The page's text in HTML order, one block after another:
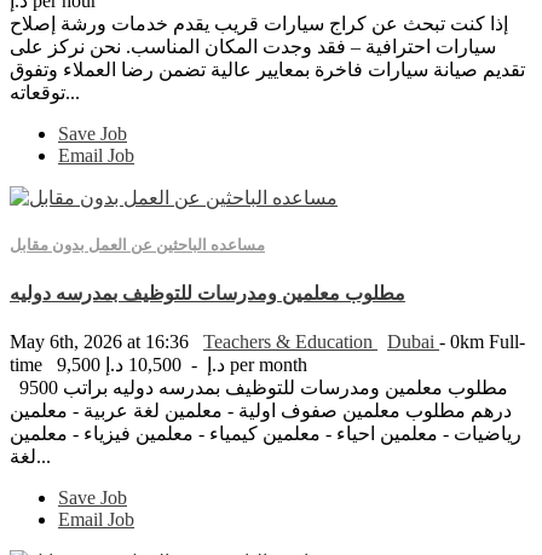
إذا كنت تبحث عن كراج سيارات قريب يقدم خدمات ورشة إصلاح
سيارات احترافية – فقد وجدت المكان المناسب. نحن نركز على
تقديم صيانة سيارات فاخرة بمعايير عالية تضمن رضا العملاء وتفوق
توقعاته...
Save Job
Email Job
مساعده الباحثين عن العمل بدون مقابل
مطلوب معلمين ومدرسات للتوظيف بمدرسه دوليه
May 6th, 2026 at 16:36 Teachers & Education Dubai - 0km Full-
time
9,500 د.إ - 10,500 د.إ per month
درهم مطلوب معلمين صفوف اولية - معلمين لغة عربية - معلمين
رياضيات - معلمين احياء - معلمين كيمياء - معلمين فيزياء - معلمين
لغة...
Save Job
Email Job